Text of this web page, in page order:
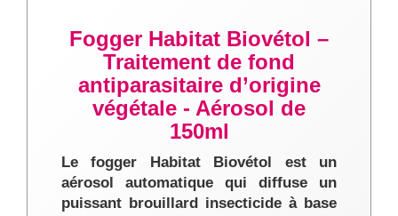
Fogger Habitat Biovétol –
Traitement de fond
antiparasitaire d’origine
végétale - Aérosol de
150ml
Le fogger Habitat Biovétol est un
aérosol automatique qui diffuse un
puissant brouillard insecticide à base